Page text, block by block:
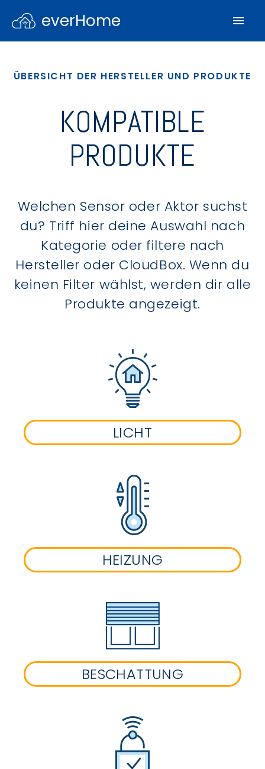
everHome
ÜBERSICHT DER HERSTELLER UND PRODUKTE
KOMPATIBLE
PRODUKTE
Welchen Sensor oder Aktor suchst
du? Triff hier deine Auswahl nach
Kategorie oder filtere nach
Hersteller oder CloudBox. Wenn du
keinen Filter wählst, werden dir alle
Produkte angezeigt.
LICHT
HEIZUNG
BESCHATTUNG